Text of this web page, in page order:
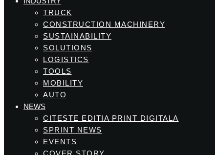
TRUCK
CONSTRUCTION MACHINERY
SUSTAINABILITY
SOLUTIONS
LOGISTICS
TOOLS
MOBILITY
AUTO
NEWS
CITESTE EDITIA PRINT DIGITALA
SPRINT NEWS
EVENTS